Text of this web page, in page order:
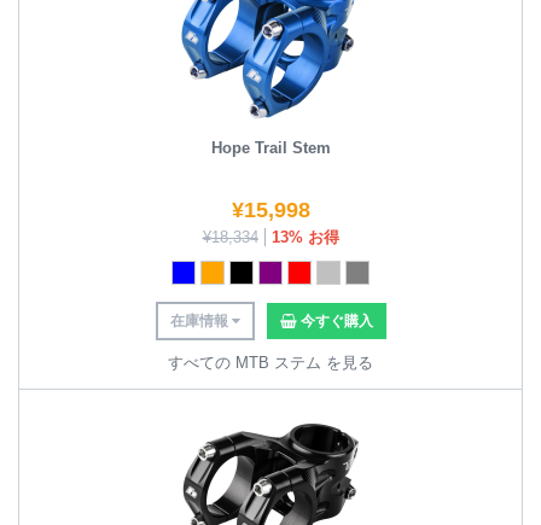
Hope Trail Stem
¥15,998
¥18,334 13% お得
在庫情報 今すぐ購入
すべての MTB ステム を見る